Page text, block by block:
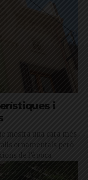
i
mostra una cara més
ornamentals però
de l’època